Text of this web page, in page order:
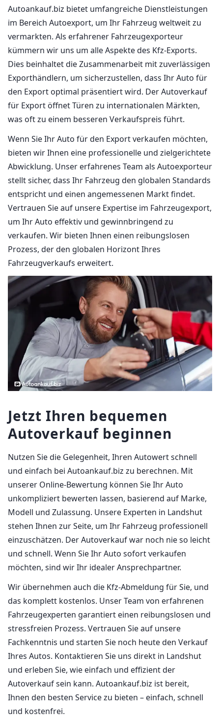
Autoankauf.biz bietet umfangreiche Dienstleistungen
im Bereich Autoexport, um Ihr Fahrzeug weltweit zu
vermarkten. Als erfahrener Fahrzeugexporteur
kümmern wir uns um alle Aspekte des Kfz-Exports.
Dies beinhaltet die Zusammenarbeit mit zuverlässigen
Exporthändlern, um sicherzustellen, dass Ihr Auto für
den Export optimal präsentiert wird. Der Autoverkauf
für Export öffnet Türen zu internationalen Märkten,
was oft zu einem besseren Verkaufspreis führt.
Wenn Sie Ihr Auto für den Export verkaufen möchten,
bieten wir Ihnen eine professionelle und zielgerichtete
Abwicklung. Unser erfahrenes Team als Autoexporteur
stellt sicher, dass Ihr Fahrzeug den globalen Standards
entspricht und einen angemessenen Markt findet.
Vertrauen Sie auf unsere Expertise im Fahrzeugexport,
um Ihr Auto effektiv und gewinnbringend zu
verkaufen. Wir bieten Ihnen einen reibungslosen
Prozess, der den globalen Horizont Ihres
Fahrzeugverkaufs erweitert.
Jetzt Ihren bequemen
Autoverkauf beginnen
Nutzen Sie die Gelegenheit, Ihren Autowert schnell
und einfach bei Autoankauf.biz zu berechnen. Mit
unserer Online-Bewertung können Sie Ihr Auto
unkompliziert bewerten lassen, basierend auf Marke,
Modell und Zulassung. Unsere Experten in Landshut
stehen Ihnen zur Seite, um Ihr Fahrzeug professionell
einzuschätzen. Der Autoverkauf war noch nie so leicht
und schnell. Wenn Sie Ihr Auto sofort verkaufen
möchten, sind wir Ihr idealer Ansprechpartner.
Wir übernehmen auch die Kfz-Abmeldung für Sie, und
das komplett kostenlos. Unser Team von erfahrenen
Fahrzeugexperten garantiert einen reibungslosen und
stressfreien Prozess. Vertrauen Sie auf unsere
Fachkenntnis und starten Sie noch heute den Verkauf
Ihres Autos. Kontaktieren Sie uns direkt in Landshut
und erleben Sie, wie einfach und effizient der
Autoverkauf sein kann. Autoankauf.biz ist bereit,
Ihnen den besten Service zu bieten – einfach, schnell
und kostenfrei.